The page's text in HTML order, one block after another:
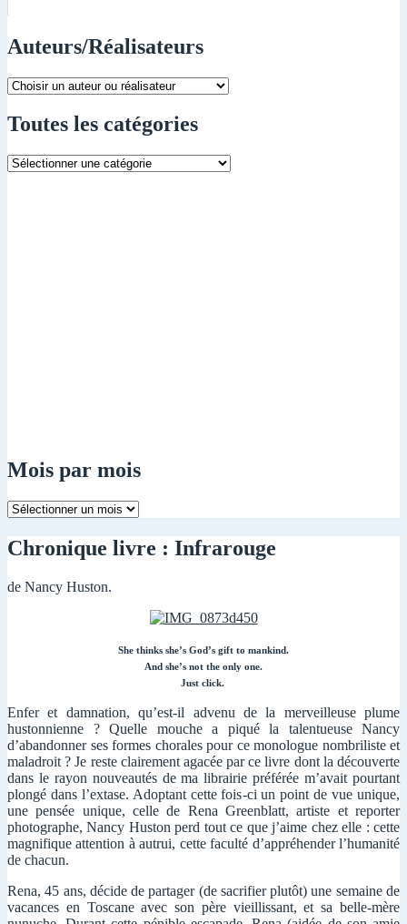
Auteurs/Réalisateurs
Toutes les catégories
Toutes
Mois par mois
Mois
mois
Chronique livre : Infrarouge
de Nancy Huston.
She thinks she’s God’s gift to mankind.
And she’s not the only one.
Just click.
Enfer et damnation, qu’est-il advenu de la merveilleuse plume
hustonnienne ? Quelle mouche a piqué la talentueuse Nancy
d’abandonner ses formes chorales pour ce monologue nombriliste et
maladroit ? Je reste clairement agacée par ce livre dont la découverte
dans le rayon nouveautés de ma librairie préférée m’avait pourtant
plongé dans l’extase. Adoptant cette fois-ci un point de vue unique,
une pensée unique, celle de Rena Greenblatt, artiste et reporter
photographe, Nancy Huston perd tout ce que j’aime chez elle : cette
magnifique attention à autrui, cette faculté d’appréhender l’humanité
de chacun.
Rena, 45 ans, décide de partager (de sacrifier plutôt) une semaine de
vacances en Toscane avec son père vieillissant, et sa belle-mère